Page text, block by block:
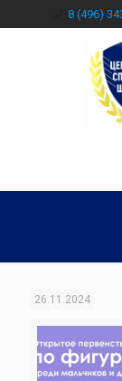
8 (496)
26.11.2024